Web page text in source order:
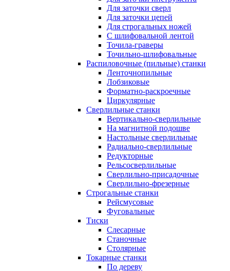
Для заточки сверл
Для заточки цепей
Для строгальных ножей
С шлифовальной лентой
Точила-граверы
Точильно-шлифовальные
Распиловочные (пильные) станки
Ленточнопильные
Лобзиковые
Форматно-раскроечные
Циркулярные
Сверлильные станки
Вертикально-сверлильные
На магнитной подошве
Настольные сверлильные
Радиально-сверлильные
Редукторные
Рельсосверлильные
Сверлильно-присадочные
Сверлильно-фрезерные
Строгальные станки
Рейсмусовые
Фуговальные
Тиски
Слесарные
Станочные
Столярные
Токарные станки
По дереву